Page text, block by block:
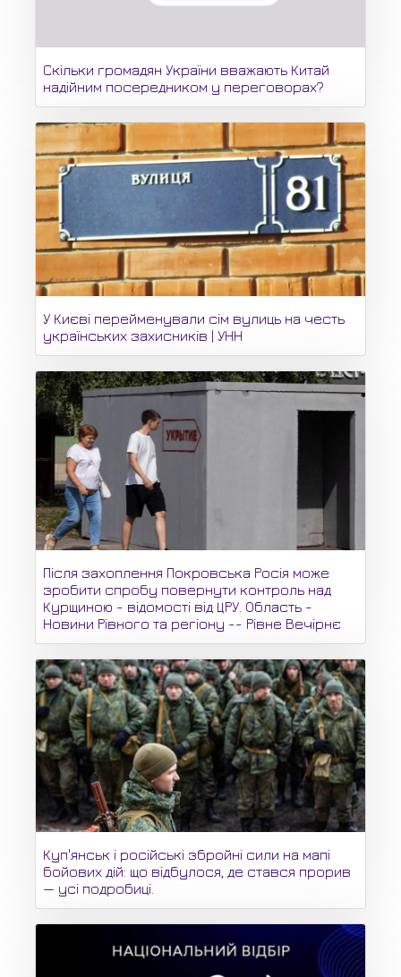
Скільки громадян України вважають Китай
надійним посередником у переговорах?
У Києві перейменували сім вулиць на честь
українських захисників | УНН
Після захоплення Покровська Росія може
зробити спробу повернути контроль над
Курщиною - відомості від ЦРУ. Область -
Новини Рівного та регіону -- Рівне Вечірнє
Куп'янськ і російські збройні сили на мапі
бойових дій: що відбулося, де стався прорив
— усі подробиці.